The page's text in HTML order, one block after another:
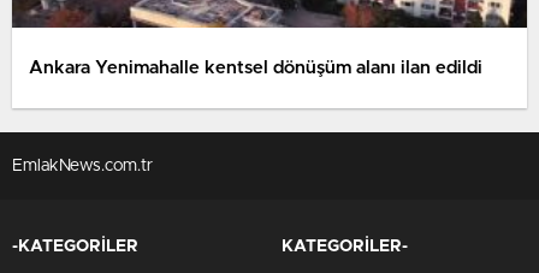
Ankara Yenimahalle kentsel dönüşüm alanı ilan edildi
EmlakNews.com.tr
-KATEGORİLER KATEGORİLER-